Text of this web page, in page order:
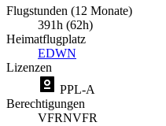
Flugstunden (12 Monate)
391h (62h)
Heimatflugplatz
EDWN
Lizenzen
PPL-A
Berechtigungen
VFRNVFR